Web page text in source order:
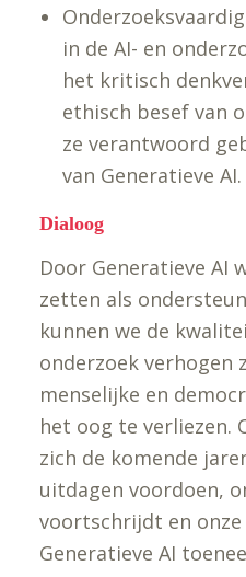
in de AI- en
het kritisch
ethisch besef van
ze verantwoord
van Generatieve AI.
Dialoog
Door Generatieve AI
zetten als
kunnen we de
onderzoek verhogen
menselijke en
het oog te verliezen.
zich de komende
uitdagen voordoen,
voortschrijdt en
Generatieve AI